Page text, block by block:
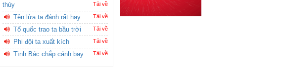
thùy
Tải về
Tên lửa ta đánh rất hay Tải về
Tổ quốc trao ta bầu trời Tải về
Phi đội ta xuất kích Tải về
Tình Bác chắp cánh bay Tải về